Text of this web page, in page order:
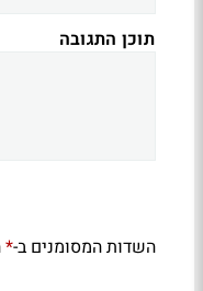
תוכן התגובה
השדות המסומנים ב-*